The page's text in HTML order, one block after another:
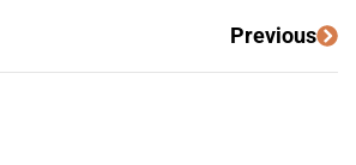
Previous